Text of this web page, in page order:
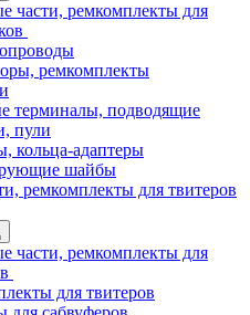
части, ремкомплекты для
ремкомплекты
терминалы, подводящие
пули
кольца-адаптеры
шайбы
ремкомплекты для твитеров
части, ремкомплекты для
для твитеров